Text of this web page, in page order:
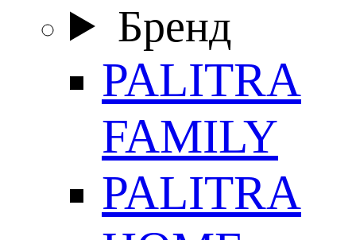
Бренд
PALITRA
FAMILY
PALITRA